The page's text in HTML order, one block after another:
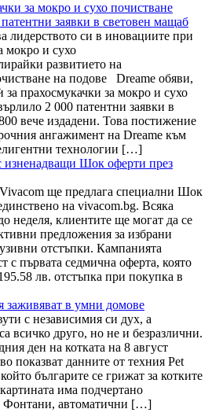
за мокро и сухо почистване
заявки в световен мащаб
лидерството си в иновациите при
мокро и сухо
развитието на
на подове Dreame обяви,
за прахосмукачки за мокро и сухо
2 000 патентни заявки в
вече издадени. Това постижение
ангажимент на Dreame към
технологии […]
изненадващи Шок оферти през
ще предлага специални Шок
на vivacom.bg. Всяка
неделя, клиентите ще могат да се
предложения за избрани
отстъпки. Кампанията
с първата седмична оферта, която
лв. отстъпка при покупка в
заживяват в умни домове
с независимия си дух, а
всичко друго, но не и безразлични.
ден на котката на 8 август
показват данните от техния Pet
българите се грижат за котките
има подчертано
Фонтани, автоматични […]